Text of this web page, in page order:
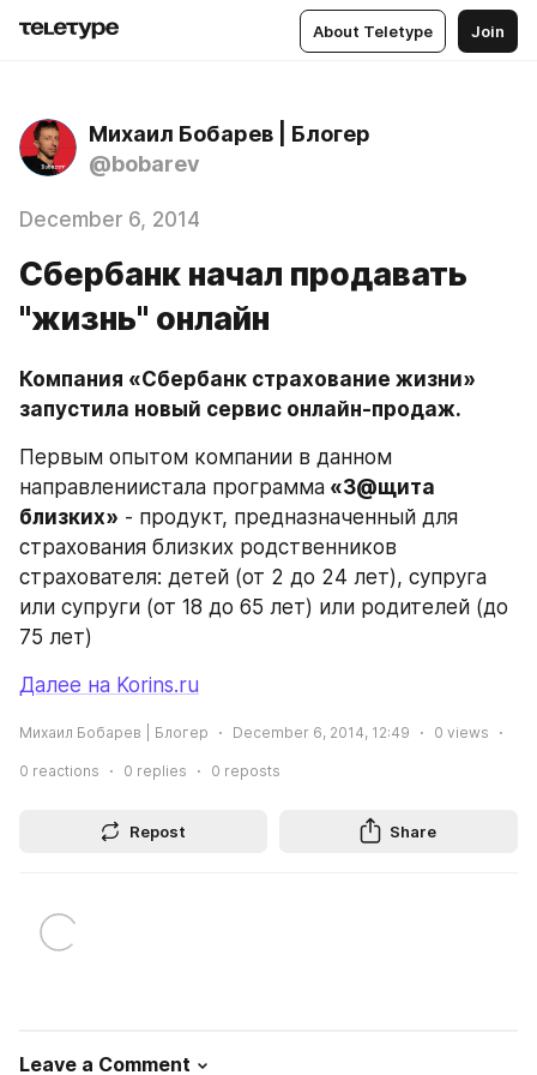
About Teletype Join
Михаил Бобарев | Блогер
@bobarev
December 6, 2014
Сбербанк начал продавать
"жизнь" онлайн
Компания «Сбербанк страхование жизни»
запустила новый сервис онлайн-продаж.
Первым опытом компании в данном
направлениистала программа «З@щита
близких» - продукт, предназначенный для
страхования близких родственников
страхователя: детей (от 2 до 24 лет), супруга
или супруги (от 18 до 65 лет) или родителей (до
75 лет)
Далее на Korins.ru
Михаил Бобарев | Блогер December 6, 2014, 12:49 0 views
0 reactions 0 replies 0 reposts
Repost Share
Leave a Comment